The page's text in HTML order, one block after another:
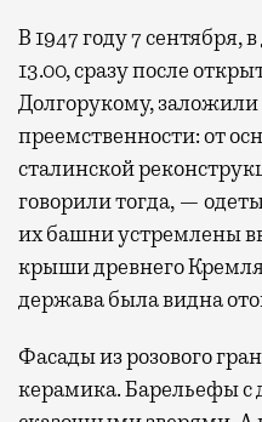
В 1947 году 7 сентября,
13.00, сразу после
Долгорукому, заложили
преемственности: от
сталинской
говорили тогда, —
их башни устремлены
крыши древнего
держава была видна
Фасады из розового
керамика. Барельефы